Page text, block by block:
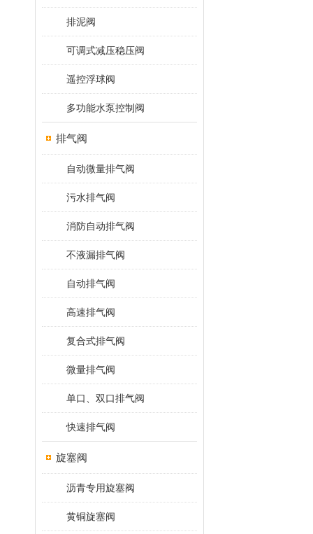
排泥阀
可调式减压稳压阀
遥控浮球阀
多功能水泵控制阀
排气阀
自动微量排气阀
污水排气阀
消防自动排气阀
不液漏排气阀
自动排气阀
高速排气阀
复合式排气阀
微量排气阀
单口、双口排气阀
快速排气阀
旋塞阀
沥青专用旋塞阀
黄铜旋塞阀